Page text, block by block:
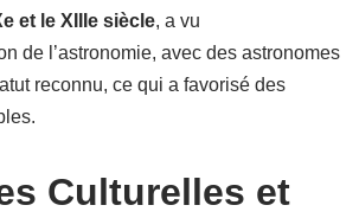
et le XIIIe siècle, a vu
de l’astronomie, avec des astronomes
reconnu, ce qui a favorisé des
Culturelles et